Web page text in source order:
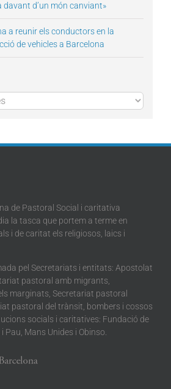
davant d’un món canviant»
a reunir els conductors en la
de vehicles a Barcelona
de Pastoral Social i caritativa
la tasca que portem a terme en
i de caritat els religiosos, laics i
pel Secretariats i entitats: Apostolat
pastoral amb migrants,
marginats, Secretariat pastoral
pastoral del trànsit, bombers i cossos
socials i caritatives: Fundació de
Pau, Mans Unides i Obinso.